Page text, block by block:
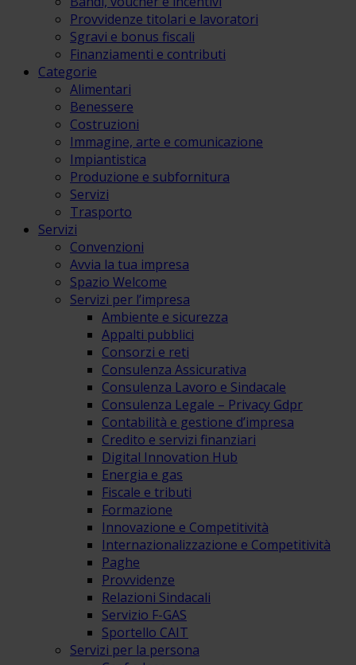
Provvidenze titolari e lavoratori
Sgravi e bonus fiscali
Finanziamenti e contributi
Categorie
Alimentari
Benessere
Costruzioni
Immagine, arte e comunicazione
Impiantistica
Produzione e subfornitura
Servizi
Trasporto
Servizi
Convenzioni
Avvia la tua impresa
Spazio Welcome
Servizi per l’impresa
Ambiente e sicurezza
Appalti pubblici
Consorzi e reti
Consulenza Assicurativa
Consulenza Lavoro e Sindacale
Consulenza Legale – Privacy Gdpr
Contabilità e gestione d’impresa
Credito e servizi finanziari
Digital Innovation Hub
Energia e gas
Fiscale e tributi
Formazione
Innovazione e Competitività
Internazionalizzazione e Competitività
Paghe
Provvidenze
Relazioni Sindacali
Servizio F-GAS
Sportello CAIT
Servizi per la persona